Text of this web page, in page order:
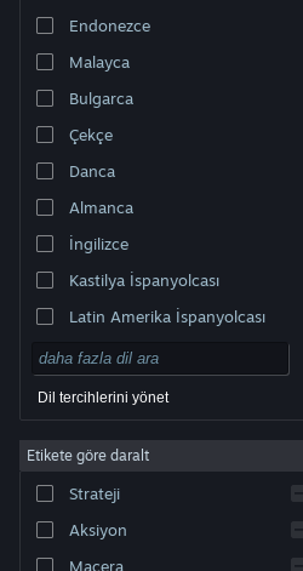
markalar, ABD ve diğer ülkelerde ilgili sahiplerinin
Erişilebilirlik |
Çerezler
Endonezce
Malayca
Bulgarca
Çekçe
Danca
Almanca
İngilizce
Kastilya İspanyolcası
Latin Amerika İspanyolcası
Dil tercihlerini yönet
Etikete göre daralt
Strateji
Aksiyon
Macera